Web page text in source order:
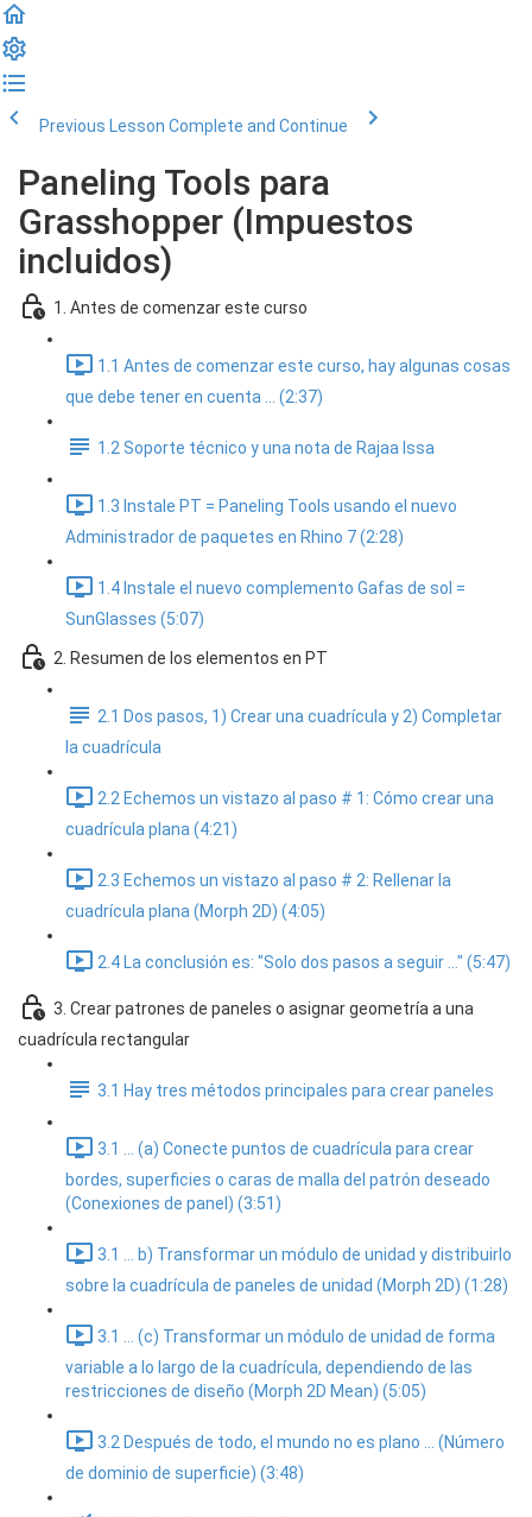
Previous Lesson Complete and Continue
Paneling Tools para
Grasshopper (Impuestos
incluidos)
1. Antes de comenzar este curso
1.1 Antes de comenzar este curso, hay algunas cosas
que debe tener en cuenta ... (2:37)
1.2 Soporte técnico y una nota de Rajaa Issa
1.3 Instale PT = Paneling Tools usando el nuevo
Administrador de paquetes en Rhino 7 (2:28)
1.4 Instale el nuevo complemento Gafas de sol =
SunGlasses (5:07)
2. Resumen de los elementos en PT
2.1 Dos pasos, 1) Crear una cuadrícula y 2) Completar
la cuadrícula
2.2 Echemos un vistazo al paso # 1: Cómo crear una
cuadrícula plana (4:21)
2.3 Echemos un vistazo al paso # 2: Rellenar la
cuadrícula plana (Morph 2D) (4:05)
2.4 La conclusión es: "Solo dos pasos a seguir ..." (5:47)
3. Crear patrones de paneles o asignar geometría a una
cuadrícula rectangular
3.1 Hay tres métodos principales para crear paneles
3.1 ... (a) Conecte puntos de cuadrícula para crear
bordes, superficies o caras de malla del patrón deseado
(Conexiones de panel) (3:51)
3.1 ... b) Transformar un módulo de unidad y distribuirlo
sobre la cuadrícula de paneles de unidad (Morph 2D) (1:28)
3.1 ... (c) Transformar un módulo de unidad de forma
variable a lo largo de la cuadrícula, dependiendo de las
restricciones de diseño (Morph 2D Mean) (5:05)
3.2 Después de todo, el mundo no es plano ... (Número
de dominio de superficie) (3:48)